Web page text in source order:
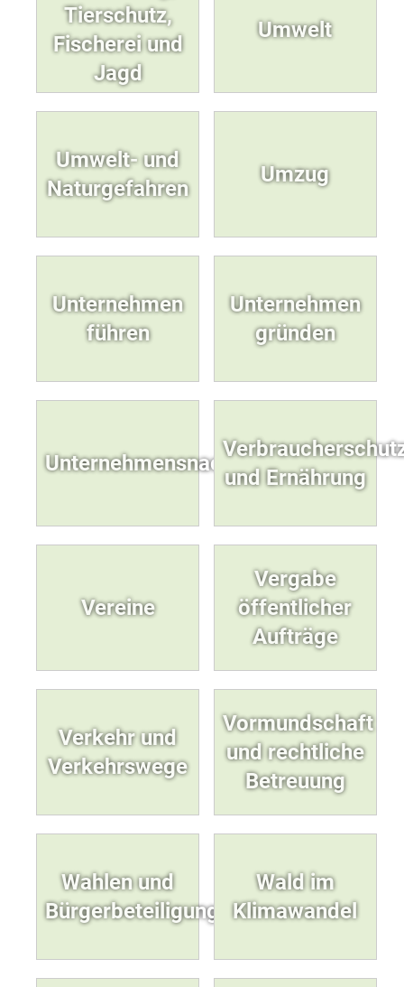
Tierschutz,
Fischerei und
Jagd
Umwelt
Umwelt- und
Naturgefahren
Umzug
Unternehmen
führen
Unternehmen
gründen
Unternehmensnachfolge
und Ernährung
Vereine
Vergabe
öffentlicher
Aufträge
Verkehr und
Verkehrswege
Vormundschaft
und rechtliche
Betreuung
Wahlen und
Bürgerbeteiligung
Wald im
Klimawandel